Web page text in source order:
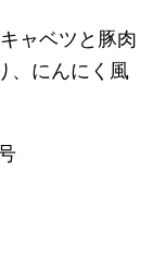
ャベツと豚肉
、にんにく風